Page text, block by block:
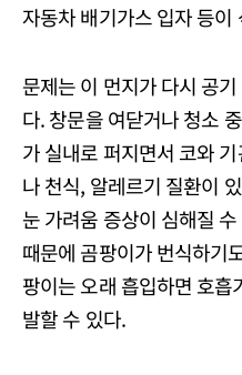
자동차 배기가스 입자 등이
문제는 이 먼지가 다시 공
다. 창문을 여닫거나 청소
가 실내로 퍼지면서 코와
나 천식, 알레르기 질환이
눈 가려움 증상이 심해질
때문에 곰팡이가 번식하기
팡이는 오래 흡입하면 호
발할 수 있다.